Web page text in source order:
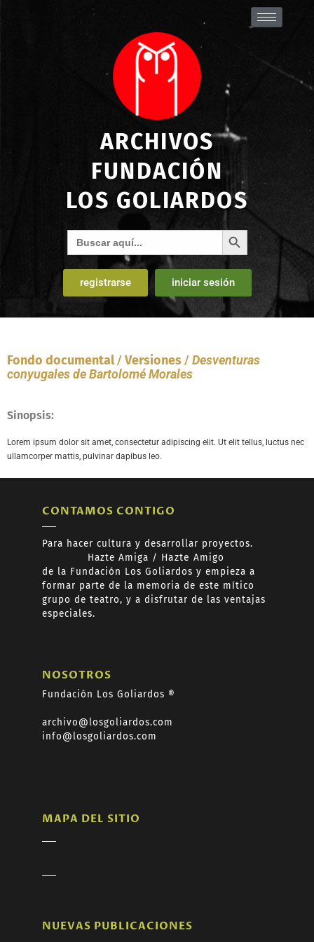
ARCHIVOS
FUNDACIÓN
LOS GOLIARDOS
Buscar: Botón de búsqueda
registrarse iniciar sesión
Fondo documental/Versiones/Desventuras
conyugales de Bartolomé Morales
Sinopsis:
Lorem ipsum dolor sit amet, consectetur adipiscing elit. Ut elit tellus, luctus nec
ullamcorper mattis, pulvinar dapibus leo.
CONTAMOS CONTIGO
Para hacer cultura y desarrollar proyectos.
Hazte Amiga / Hazte Amigo
de la Fundación Los Goliardos y empieza a
formar parte de la memoria de este mítico
grupo de teatro, y a disfrutar de las ventajas
especiales.
NOSOTROS
Fundación Los Goliardos ®
archivo@losgoliardos.com
info@losgoliardos.com
MAPA DEL SITIO
NUEVAS PUBLICACIONES